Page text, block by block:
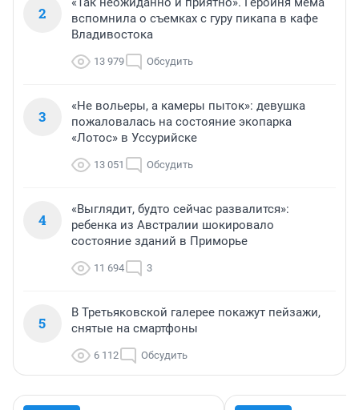
2
вспомнила о съемках с гуру пикапа в кафе
Владивостока
13 979 Обсудить
3
«Не вольеры, а камеры пыток»: девушка
пожаловалась на состояние экопарка
«Лотос» в Уссурийске
13 051 Обсудить
4
«Выглядит, будто сейчас развалится»:
ребенка из Австралии шокировало
состояние зданий в Приморье
11 694 3
5
В Третьяковской галерее покажут пейзажи,
снятые на смартфоны
6 112 Обсудить